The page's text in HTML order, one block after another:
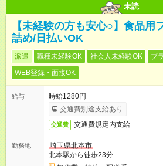
未読
【未経験の方も安心○】食品用
詰め/日払いOK
派遣 職種未経験OK 社会人未経験OK
ブ
WEB登録・面接OK
給与
時給1280円
交通費別途支給あり
交通費 交通費規定内支給
勤務地
埼玉県北本市
北本駅から徒歩23分